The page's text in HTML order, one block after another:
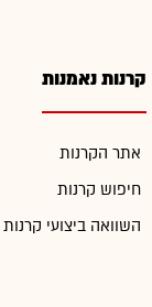
קרנות נאמנות
אתר הקרנות
חיפוש קרנות
השוואה ביצועי קרנות